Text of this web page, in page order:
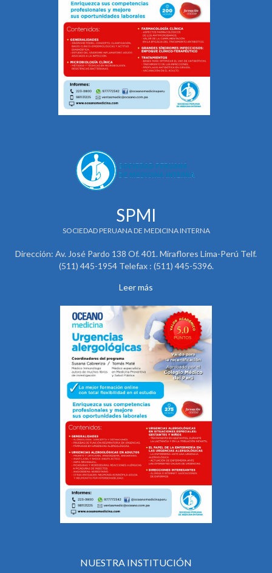
SPMI
SOCIEDAD PERUANA DE MEDICINA INTERNA
Dirección: Av. José Pardo 138 Of. 401. Miraflores Lima-Perú Telf.
(511) 445-1954 Telefax : (511) 445-5396.
Leer más
NUESTRA INSTITUCIÓN